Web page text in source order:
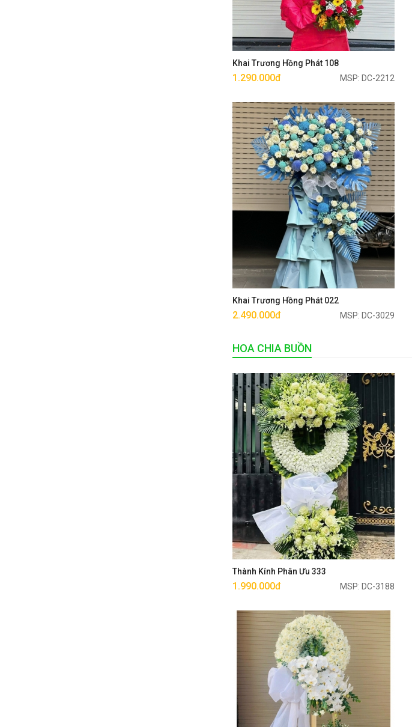
Khai Trương Hồng Phát 108
1.290.000đ MSP: DC-2212
Mua ngay
Khai Trương Hồng Phát 022
2.490.000đ MSP: DC-3029
Mua ngay
HOA CHIA BUỒN
Thành Kính Phân Ưu 333
1.990.000đ MSP: DC-3188
Mua ngay